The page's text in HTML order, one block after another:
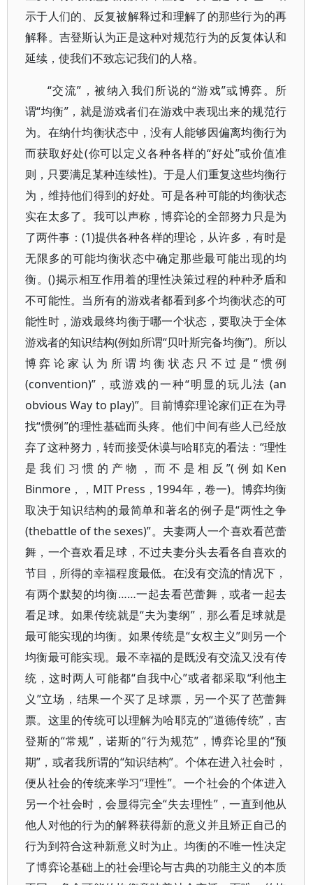
示于人们的、反复被解释过和理解了的那些行为的再
解释。吉登斯认为正是这种对规范行为的反复体认和
延续，使我们不致忘记我们的人格。
“交流”，被纳入我们所说的“游戏”或博弈。所
谓“均衡”，就是游戏者们在游戏中表现出来的规范行
为。在纳什均衡状态中，没有人能够因偏离均衡行为
而获取好处(你可以定义各种各样的“好处”或价值准
则，只要满足某种连续性)。于是人们重复这些均衡行
为，维持他们得到的好处。可是各种可能的均衡状态
实在太多了。我可以声称，博弈论的全部努力只是为
了两件事：(1)提供各种各样的理论，从许多，有时是
无限多的可能均衡状态中确定那些最可能出现的均
衡。()揭示相互作用着的理性决策过程的种种矛盾和
不可能性。当所有的游戏者都看到多个均衡状态的可
能性时，游戏最终均衡于哪一个状态，要取决于全体
游戏者的知识结构(例如所谓“贝叶斯完备均衡”)。所以
博弈论家认为所谓均衡状态只不过是“惯例
(convention)”，或游戏的一种“明显的玩儿法 (an
obvious Way to play)”。目前博弈理论家们正在为寻
找“惯例”的理性基础而头疼。他们中间有些人已经放
弃了这种努力，转而接受休谟与哈耶克的看法：“理性
是我们习惯的产物，而不是相反”(例如Ken
Binmore，，MIT Press，1994年，卷一)。博弈均衡
取决于知识结构的最简单和著名的例子是“两性之争
(thebattle of the sexes)”。夫妻两人一个喜欢看芭蕾
舞，一个喜欢看足球，不过夫妻分头去看各自喜欢的
节目，所得的幸福程度最低。在没有交流的情况下，
有两个默契的均衡……一起去看芭蕾舞，或者一起去
看足球。如果传统就是“夫为妻纲”，那么看足球就是
最可能实现的均衡。如果传统是“女权主义”则另一个
均衡最可能实现。最不幸福的是既没有交流又没有传
统，这时两人可能都“自我中心”或者都采取“利他主
义”立场，结果一个买了足球票，另一个买了芭蕾舞
票。这里的传统可以理解为哈耶克的“道德传统”，吉
登斯的“常规”，诺斯的“行为规范”，博弈论里的“预
期”，或者我所谓的“知识结构”。个体在进入社会时，
便从社会的传统来学习“理性”。一个社会的个体进入
另一个社会时，会显得完全“失去理性”，一直到他从
他人对他的行为的解释获得新的意义并且矫正自己的
行为到符合这种新意义时为止。均衡的不唯一性决定
了博弈论基础上的社会理论与古典的功能主义的本质